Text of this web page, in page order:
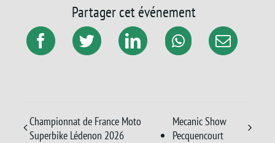
Partager cet événement
Championnat de France Moto
Superbike Lédenon 2026
Mecanic Show
Pecquencourt